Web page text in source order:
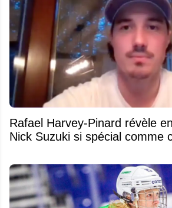
Rafael Harvey-Pinard révèle
Nick Suzuki si spécial comme